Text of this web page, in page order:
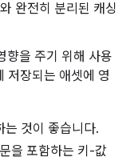
완전히 분리된 캐싱
향을 주기 위해 사용
저장되는 애셋에 영
는 것이 좋습니다.
을 포함하는 키-값